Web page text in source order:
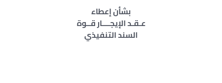
بشأن إعطاء
عـقـد الإيجــــار قــوة
السند التنفيذي